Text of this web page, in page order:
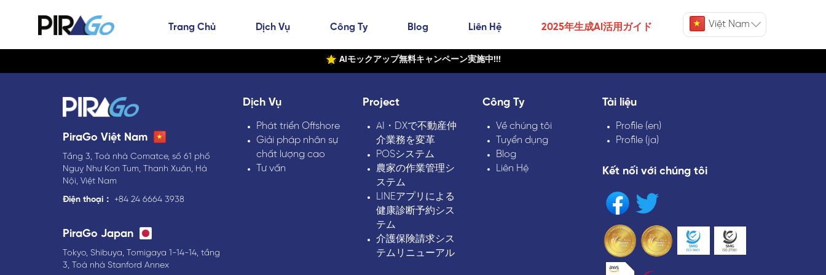
Trang Chủ Dịch Vụ Công Ty Blog Liên Hệ 2025年生成AI活用ガイド Việt Nam
AIモックアップ無料キャンペーン実施中!!!
PiraGo Việt Nam
Tầng 3, Toà nhà Comatce, số 61 phố
Nguỵ Như Kon Tum, Thanh Xuân, Hà
Nội, Việt Nam
Điện thoại：
+84 24 6664 3938
PiraGo Japan
Tokyo, Shibuya, Tomigaya 1-14-14, tầng
3, Toà nhà Stanford Annex
Dịch Vụ
Phát triển Offshore
Giải pháp nhân sự
chất lượng cao
Tư vấn
Project
AI・DXで不動産仲
介業務を変革
POSシステム
農家の作業管理シ
ステム
LINEアプリによる
健康診断予約シス
テム
介護保険請求シス
テムリニューアル
Công Ty
Về chúng tôi
Tuyển dụng
Blog
Liên Hệ
Tài liệu
Profile (en)
Profile (ja)
Kết nối với chúng tôi